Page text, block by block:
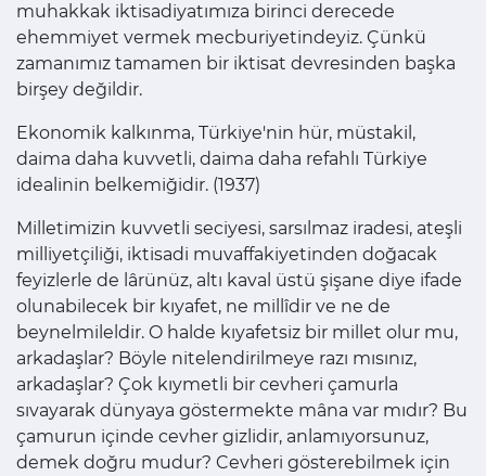
muhakkak iktisadiyatımıza birinci derecede
ehemmiyet vermek mecburiyetindeyiz. Çünkü
zamanımız tamamen bir iktisat devresinden başka
birşey değildir.
Ekonomik kalkınma, Türkiye'nin hür, müstakil,
daima daha kuvvetli, daima daha refahlı Türkiye
idealinin belkemiğidir. (1937)
Milletimizin kuvvetli seciyesi, sarsılmaz iradesi, ateşli
milliyetçiliği, iktisadi muvaffakiyetinden doğacak
feyizlerle de lârünüz, altı kaval üstü şişane diye ifade
olunabilecek bir kıyafet, ne millîdir ve ne de
beynelmileldir. O halde kıyafetsiz bir millet olur mu,
arkadaşlar? Böyle nitelendirilmeye razı mısınız,
arkadaşlar? Çok kıymetli bir cevheri çamurla
sıvayarak dünyaya göstermekte mâna var mıdır? Bu
çamurun içinde cevher gizlidir, anlamıyorsunuz,
demek doğru mudur? Cevheri gösterebilmek için